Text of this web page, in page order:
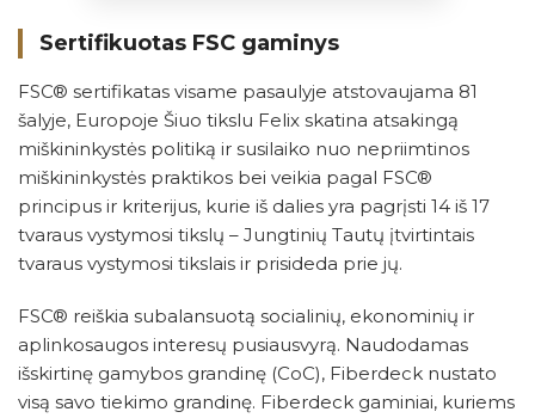
Sertifikuotas FSC gaminys
FSC® sertifikatas visame pasaulyje atstovaujama 81
šalyje, Europoje Šiuo tikslu Felix skatina atsakingą
miškininkystės politiką ir susilaiko nuo nepriimtinos
miškininkystės praktikos bei veikia pagal FSC®
principus ir kriterijus, kurie iš dalies yra pagrįsti 14 iš 17
tvaraus vystymosi tikslų – Jungtinių Tautų įtvirtintais
tvaraus vystymosi tikslais ir prisideda prie jų.
FSC® reiškia subalansuotą socialinių, ekonominių ir
aplinkosaugos interesų pusiausvyrą. Naudodamas
išskirtinę gamybos grandinę (CoC), Fiberdeck nustato
visą savo tiekimo grandinę. Fiberdeck gaminiai, kuriems